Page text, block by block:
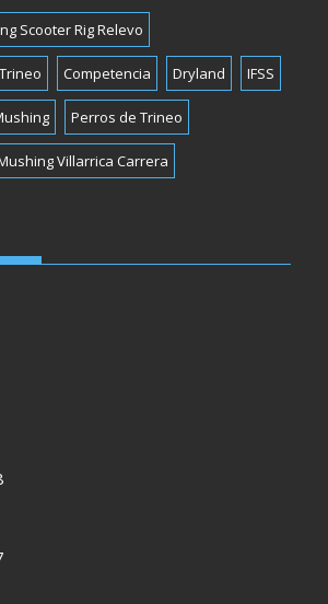
Scooter Rig Relevo
Competencia Dryland IFSS
Perros de Trineo
Villarrica Carrera